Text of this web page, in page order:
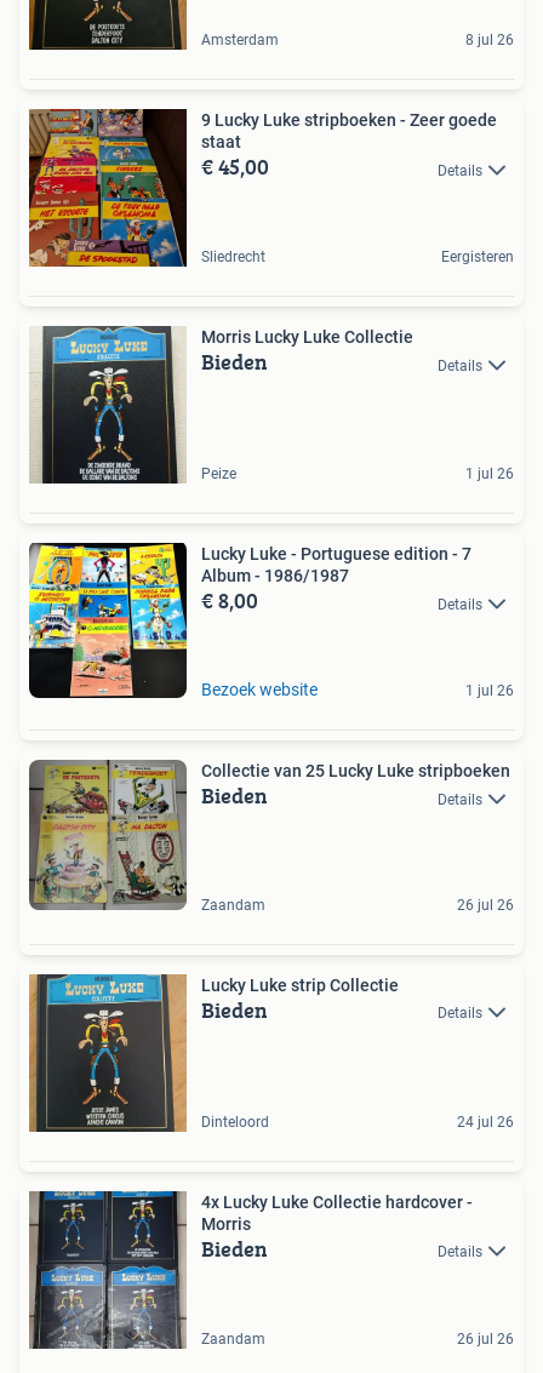
Amsterdam 8 jul 26
9 Lucky Luke stripboeken - Zeer goede
staat
€ 45,00 Details
Sliedrecht Eergisteren
Morris Lucky Luke Collectie
Bieden Details
Peize 1 jul 26
Lucky Luke - Portuguese edition - 7
Album - 1986/1987
€ 8,00 Details
Bezoek website 1 jul 26
Collectie van 25 Lucky Luke stripboeken
Bieden Details
Zaandam 26 jul 26
Lucky Luke strip Collectie
Bieden Details
Dinteloord 24 jul 26
4x Lucky Luke Collectie hardcover -
Morris
Bieden Details
Zaandam 26 jul 26